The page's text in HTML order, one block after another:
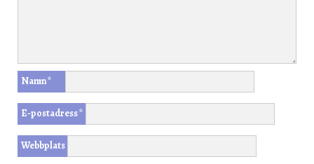
Namn*
E-postadress*
Webbplats